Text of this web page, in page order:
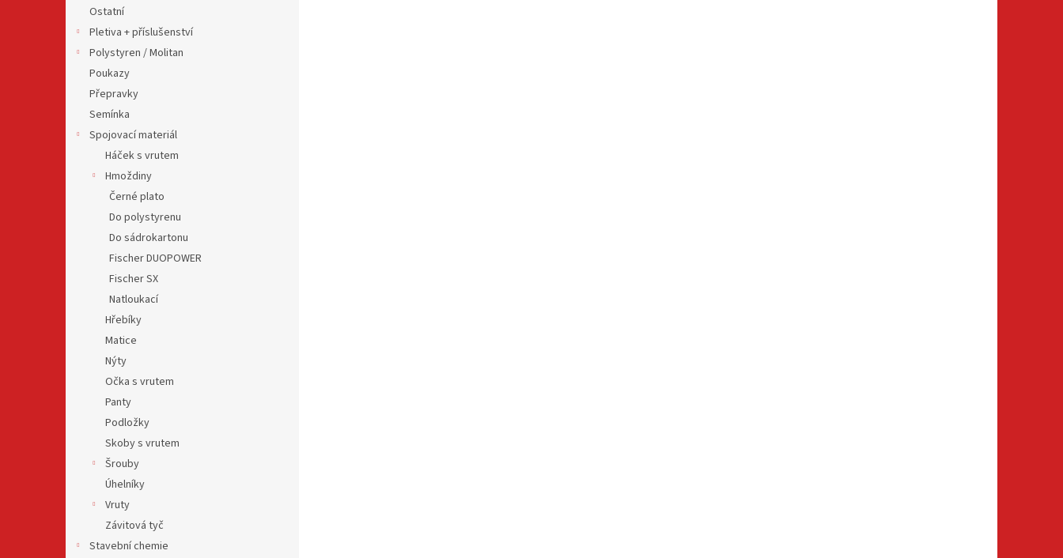
Ostatní
Pletiva + příslušenství
Polystyren / Molitan
Poukazy
Přepravky
Semínka
Spojovací materiál
Háček s vrutem
Hmoždiny
Černé plato
Do polystyrenu
Do sádrokartonu
Fischer DUOPOWER
Fischer SX
Natloukací
Hřebíky
Matice
Nýty
Očka s vrutem
Panty
Podložky
Skoby s vrutem
Šrouby
Úhelníky
Vruty
Závitová tyč
Stavební chemie